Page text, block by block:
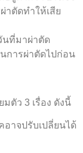
าตัดทำให้เสีย
นที่มาผ่าตัด
การผ่าตัดไปก่อน
ตัว 3 เรื่อง ดังนี้
อาจปรับเปลี่ยนได้